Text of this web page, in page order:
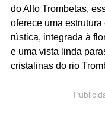
do Alto Trombetas,
oferece uma
rústica, integrada à
e uma vista linda
cristalinas do rio